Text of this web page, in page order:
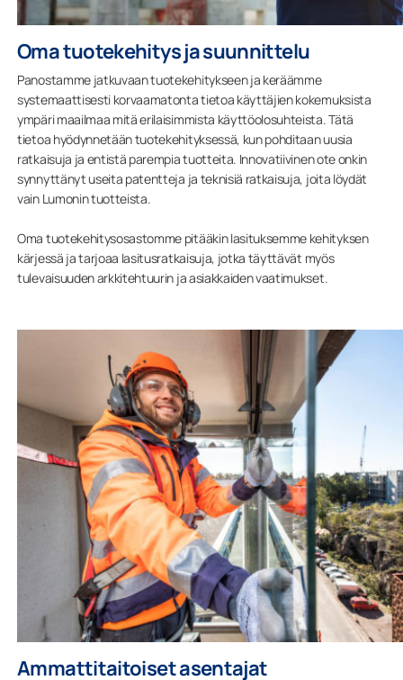
Oma tuotekehitys ja suunnittelu
Panostamme jatkuvaan tuotekehitykseen ja keräämme
systemaattisesti korvaamatonta tietoa käyttäjien kokemuksista
ympäri maailmaa mitä erilaisimmista käyttöolosuhteista. Tätä
tietoa hyödynnetään tuotekehityksessä, kun pohditaan uusia
ratkaisuja ja entistä parempia tuotteita. Innovatiivinen ote onkin
synnyttänyt useita patentteja ja teknisiä ratkaisuja, joita löydät
vain Lumonin tuotteista.
Oma tuotekehitysosastomme pitääkin lasituksemme kehityksen
kärjessä ja tarjoaa lasitusratkaisuja, jotka täyttävät myös
tulevaisuuden arkkitehtuurin ja asiakkaiden vaatimukset.
Ammattitaitoiset asentajat